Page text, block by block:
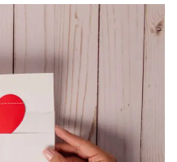
会社を経て、経営大
読むなかで、絶対に
を厳選して紹介しま
しての読書』。